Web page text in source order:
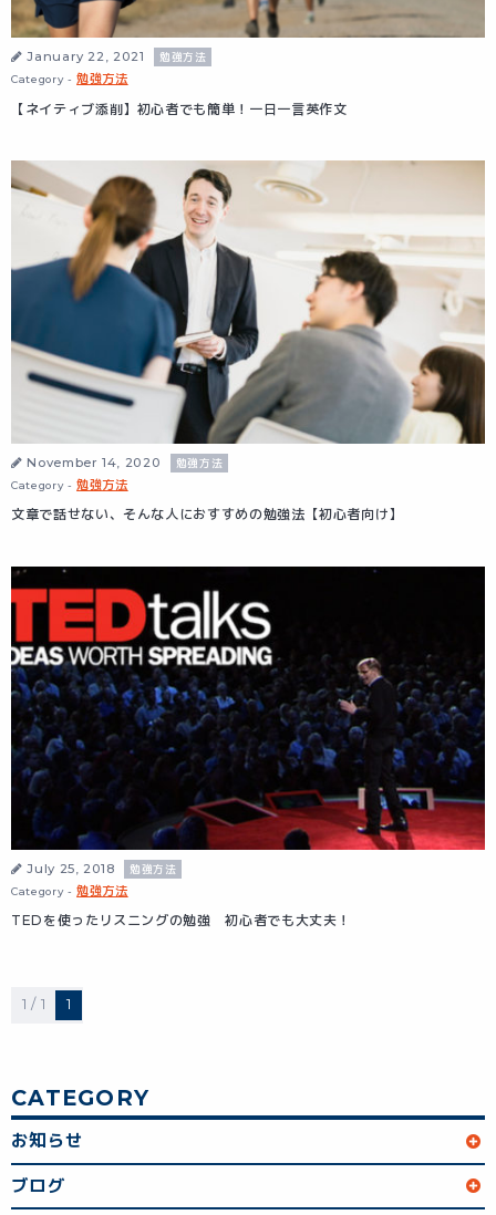
January 22, 2021
勉強方法
Category -勉強方法
【ネイティブ添削】初心者でも簡単！一日一言英作文
November 14, 2020
勉強方法
Category -勉強方法
文章で話せない、そんな人におすすめの勉強法【初心者向け】
July 25, 2018
勉強方法
Category -勉強方法
TEDを使ったリスニングの勉強 初心者でも大丈夫！
1 / 1 1
CATEGORY
お知らせ
お知らせ
ブログ